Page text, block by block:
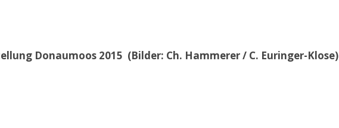
Donaumoos 2015 (Bilder: Ch. Hammerer / C. Euringer-Klose)